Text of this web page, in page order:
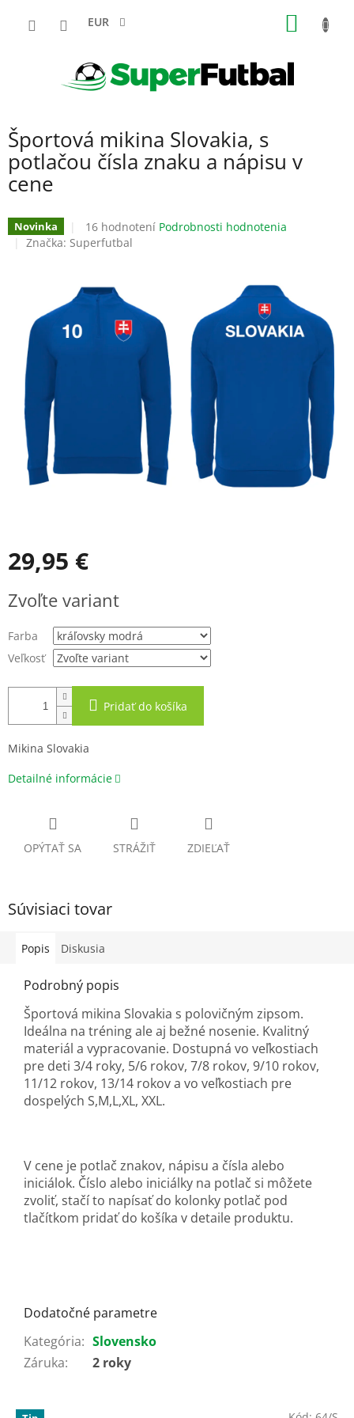
EUR
Športová mikina Slovakia, s
potlačou čísla znaku a nápisu v
cene
Novinka
Priemerné
hodnotenie
3,6
hviezdičiek.
16 hodnotení Podrobnosti hodnotenia
Značka: Superfutbal
29,95 €
cena:
Zvoľte variant
Farba
Veľkosť
Pridať do košíka
Mikina Slovakia
Detailné informácie
OPÝTAŤ SA STRÁŽIŤ ZDIEĽAŤ
Súvisiaci tovar
Popis Diskusia
Podrobný popis
Športová mikina Slovakia s polovičným zipsom.
Ideálna na tréning ale aj bežné nosenie. Kvalitný
materiál a vypracovanie. Dostupná vo veľkostiach
pre deti 3/4 roky, 5/6 rokov, 7/8 rokov, 9/10 rokov,
11/12 rokov, 13/14 rokov a vo veľkostiach pre
dospelých S,M,L,XL, XXL.
V cene je potlač znakov, nápisu a čísla alebo
iniciálok. Číslo alebo iniciálky na potlač si môžete
zvoliť, stačí to napísať do kolonky potlač pod
tlačítkom pridať do košíka v detaile produktu.
Dodatočné parametre
Kategória: Slovensko
Záruka: 2 roky